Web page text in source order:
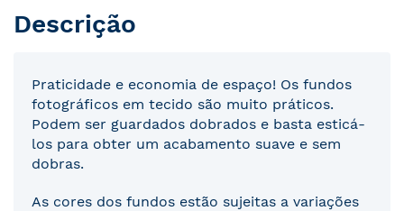
Descrição
Praticidade e economia de espaço! Os fundos
fotográficos em tecido são muito práticos.
Podem ser guardados dobrados e basta esticá-
los para obter um acabamento suave e sem
dobras.
As cores dos fundos estão sujeitas a variações